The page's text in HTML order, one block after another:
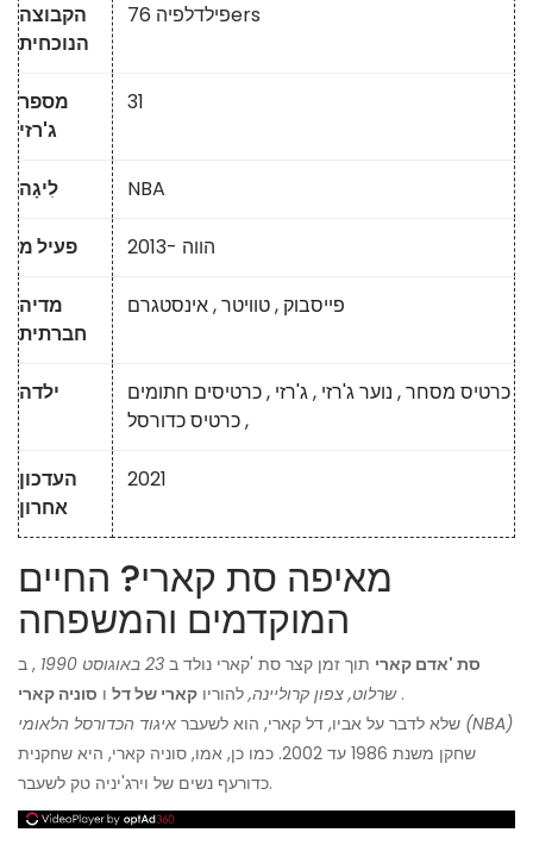
הקבוצה
הנוכחית
פילדלפיה 76ers
מספר
ג'רזי
31
לִיגָה NBA
פעיל מ 2013- הווה
מדיה
חברתית
פייסבוק ,טוויטר,אינסטגרם
ילדה כרטיס מסחר, נוער ג'רזי ,ג'רזי ,כרטיסים חתומים
,כרטיס כדורסל
העדכון
אחרון
2021
מאיפה סת קארי? החיים
המוקדמים והמשפחה
סת 'אדם קארי תוך זמן קצר סת 'קארי נולד ב 23 באוגוסט 1990
, ב
שרלוט, צפון קרוליינה,להוריו קארי של דל ו סוניה קארי
.
שלא לדבר על אביו, דל קארי, הוא לשעבר איגוד הכדורסל הלאומי (NBA)
שחקן משנת 1986 עד 2002. כמו כן, אמו, סוניה קארי, היא שחקנית
כדורעף נשים של וירג'יניה טק לשעבר.